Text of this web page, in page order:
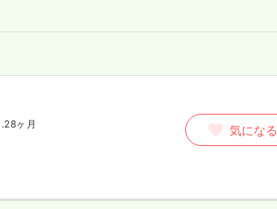
ヶ月 気になる